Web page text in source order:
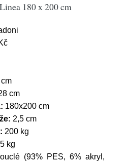
180 x 200 cm
cm
180x200 cm
2,5 cm
200 kg
kg
(93% PES, 6% akryl,